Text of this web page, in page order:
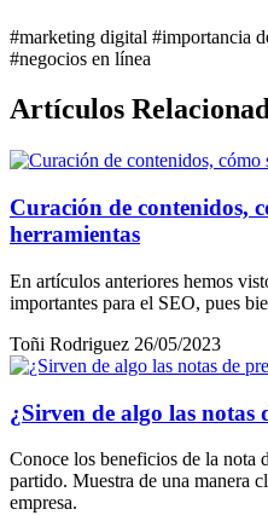
#marketing digital #importancia
#negocios en línea
Artículos
Curación de contenidos,
herramientas
En artículos anteriores hemos
importantes para el SEO, pues
Toñi Rodriguez 26/05/2023
¿Sirven de algo las notas
Conoce los beneficios de la nota
partido. Muestra de una manera
empresa.